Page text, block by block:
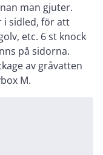
man gjuter.
i sidled, för att
etc. 6 st knock
på sidorna.
av gråvatten
M.